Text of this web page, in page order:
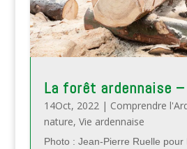
La forêt ardennaise
14Oct, 2022 | Comprendre
nature, Vie ardennaise
Photo : Jean-Pierre Ruelle pour